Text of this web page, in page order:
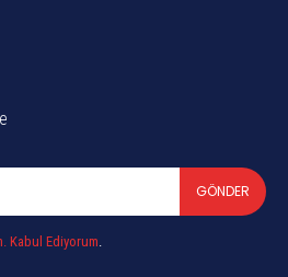
GÖNDER
Kabul Ediyorum